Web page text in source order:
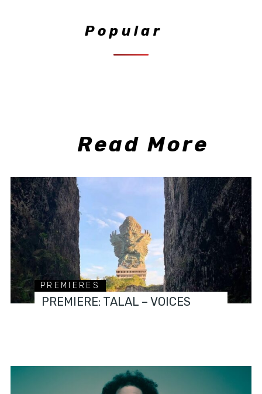
Popular
Read More
PREMIERES
PREMIERE: TALAL – VOICES